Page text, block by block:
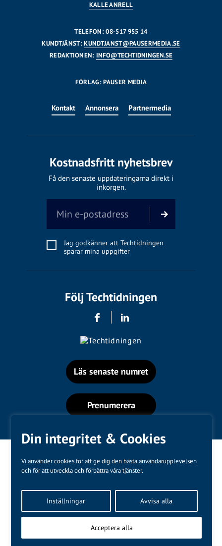
Din integritet & Cookies
Vi använder cookies för att ge dig den bästa användarupplevelsen
och för att utveckla och förbättra våra tjänster.
Inställningar Avvisa alla
Acceptera alla
KALLE ANRELL
TELEFON: 08-517 955 14
KUNDTJÄNST:KUNDTJANST@PAUSERMEDIA.SE
REDAKTIONEN: INFO@TECHTIDNINGEN.SE
FÖRLAG: PAUSER MEDIA
Kontakt Annonsera Partnermedia
Kostnadsfritt nyhetsbrev
Få den senaste uppdateringarna direkt i
inkorgen.
Jag godkänner att Techtidningen
sparar mina uppgifter
Följ Techtidningen
Läs senaste numret
Prenumerera
Kundtjänst